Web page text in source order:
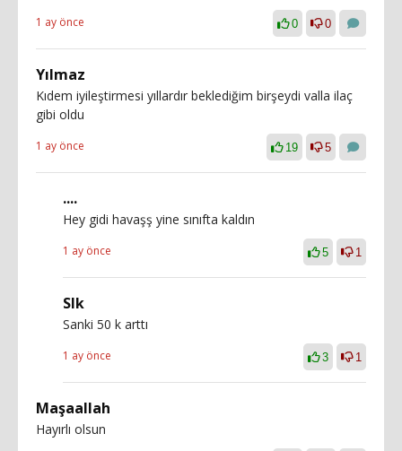
1 ay önce 0 0
Yılmaz
Kıdem iyileştirmesi yıllardır beklediğim birşeydi valla ilaç
gibi oldu
1 ay önce 19 5
....
Hey gidi havaşş yine sınıfta kaldın
1 ay önce 5 1
Slk
Sanki 50 k arttı
1 ay önce 3 1
Maşaallah
Hayırlı olsun